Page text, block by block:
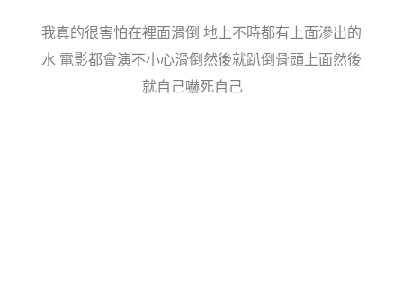
我真的很害怕在裡面滑倒 地上不時都有上面滲出的
水 電影都會演不小心滑倒然後就趴倒骨頭上面然後
就自己嚇死自己